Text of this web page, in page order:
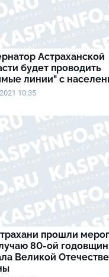
Астраханской
будет проводить
линии" с
10:35
прошли
80-ой
Великой